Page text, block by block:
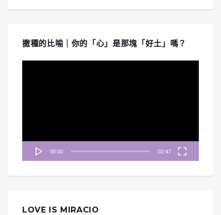
撒種的比喻｜你的「心」是那塊「好土」嗎？
00:00 02:47
LOVE IS MIRACIO